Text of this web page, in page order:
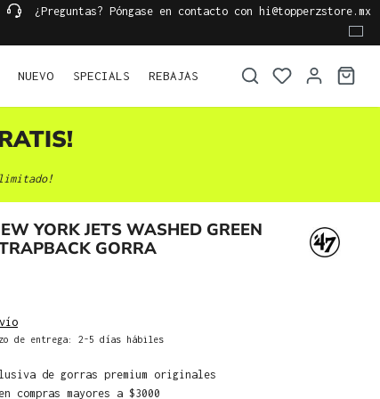
¿Preguntas? Póngase en contacto con hi@topperzstore.mx
NUEVO SPECIALS REBAJAS
YORK JETS WASHED GREEN
GORRA
de entrega: 2-5 días hábiles
de gorras premium originales
mayores a $3000